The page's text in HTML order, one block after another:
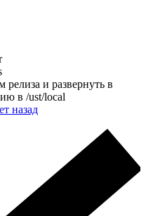
релиза и развернуть в
в /ust/local
назад